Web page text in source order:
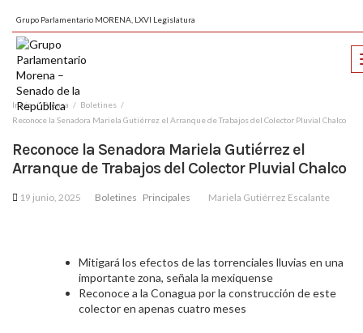
Grupo Parlamentario MORENA, LXVI Legislatura
Inicio Prensa
Boletines
Reconoce la Senadora Mariela Gutiérrez el Arranque de Trabajos del Colector Pluvial Chalco
Reconoce la Senadora Mariela Gutiérrez el
Arranque de Trabajos del Colector Pluvial Chalco
19 junio, 2025 Boletines Principales Mariela Gutiérrez Escalante
Mitigará los efectos de las torrenciales lluvias en una
importante zona, señala la mexiquense
Reconoce a la Conagua por la construcción de este
colector en apenas cuatro meses